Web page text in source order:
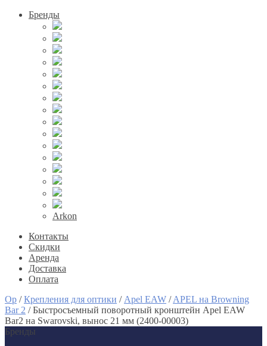
Бренды
Arkon
Контакты
Скидки
Аренда
Доставка
Оплата
Op /Крепления для оптики / Apel EAW /APEL на Browning
Bar 2 /Быстросъемный поворотный кронштейн Apel EAW
Bar2 на Swarovski, вынос 21 мм (2400-00003)
Бренды